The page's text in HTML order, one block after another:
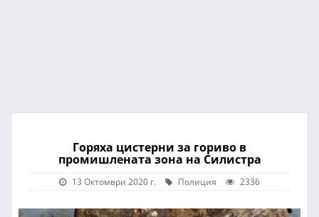
Горяха цистерни за гориво в
промишлената зона на Силистра
13 Октомври 2020 г. Полиция 2336